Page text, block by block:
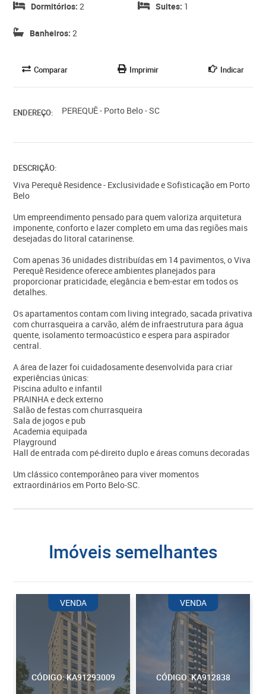
Dormitórios: 2
Banheiros: 2
Suites: 1
Comparar Imprimir Indicar
ENDEREÇO: PEREQUÊ - Porto Belo - SC
DESCRIÇÃO:
Viva Perequê Residence - Exclusividade e Sofisticação em Porto
Belo
Um empreendimento pensado para quem valoriza arquitetura
imponente, conforto e lazer completo em uma das regiões mais
desejadas do litoral catarinense.
Com apenas 36 unidades distribuídas em 14 pavimentos, o Viva
Perequê Residence oferece ambientes planejados para
proporcionar praticidade, elegância e bem-estar em todos os
detalhes.
Os apartamentos contam com living integrado, sacada privativa
com churrasqueira a carvão, além de infraestrutura para água
quente, isolamento termoacústico e espera para aspirador
central.
A área de lazer foi cuidadosamente desenvolvida para criar
experiências únicas:
Piscina adulto e infantil
PRAINHA e deck externo
Salão de festas com churrasqueira
Sala de jogos e pub
Academia equipada
Playground
Hall de entrada com pé-direito duplo e áreas comuns decoradas
Um clássico contemporâneo para viver momentos
extraordinários em Porto Belo-SC.
imóveis semelhantes
CÓDIGO: KA91293009
VENDA
CÓDIGO: KA912838
VENDA